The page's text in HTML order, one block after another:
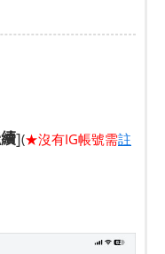
](★沒有IG帳號需註